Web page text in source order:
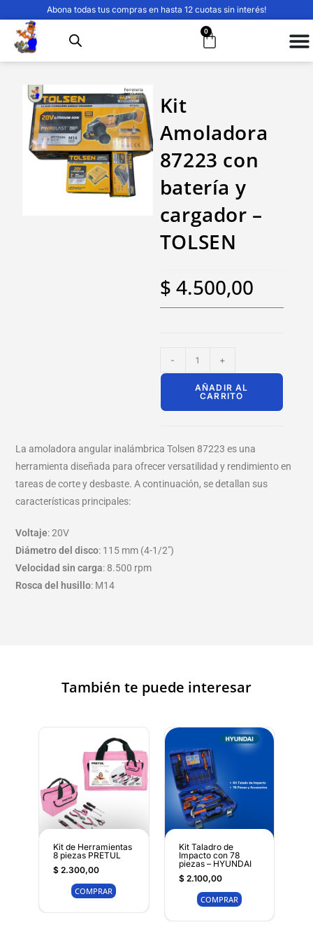
Abona todas tus compras en hasta 12 cuotas sin interés!
0
Kit
Amoladora
87223 con
batería y
cargador –
TOLSEN
$ 4.500,00
- +
AÑADIR AL
CARRITO
La amoladora angular inalámbrica Tolsen 87223 es una
herramienta diseñada para ofrecer versatilidad y rendimiento en
tareas de corte y desbaste. A continuación, se detallan sus
características principales:​
Voltaje:20V
Diámetro del disco: 115 mm (4-1/2″)
Velocidad sin carga: 8.500 rpm
Rosca del husillo: M14
También te puede interesar
Kit de Herramientas
8 piezas PRETUL
$2.300,00
COMPRAR
Kit Taladro de
Impacto con 78
piezas – HYUNDAI
$2.100,00
COMPRAR